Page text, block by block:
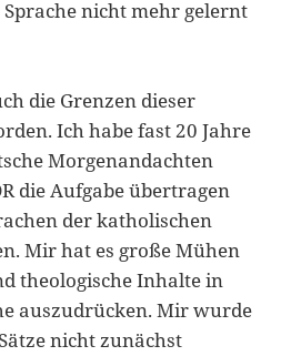
nicht mehr ge­lernt
die Grenzen dieser
Ich habe fast 20 Jahre
Morgenandachten
die Aufgabe übertragen
der katholischen
Mir hat es große Mühen
theologische Inhalte in
auszudrücken. Mir wurde
nicht zunächst